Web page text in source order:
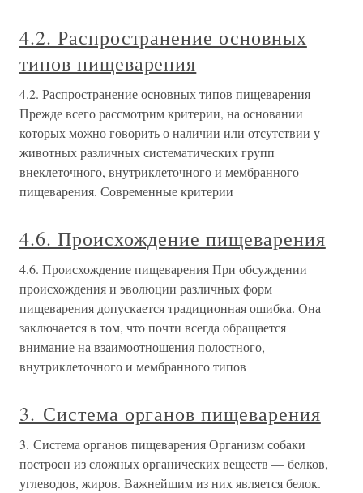
4.2. Распространение основных
типов пищеварения
4.2. Распространение основных типов пищеварения
Прежде всего рассмотрим критерии, на основании
которых можно говорить о наличии или отсутствии у
животных различных систематических групп
внеклеточного, внутриклеточного и мембранного
пищеварения. Современные критерии
4.6. Происхождение пищеварения
4.6. Происхождение пищеварения При обсуждении
происхождения и эволюции различных форм
пищеварения допускается традиционная ошибка. Она
заключается в том, что почти всегда обращается
внимание на взаимоотношения полостного,
внутриклеточного и мембранного типов
3. Система органов пищеварения
3. Система органов пищеварения Организм собаки
построен из сложных органических веществ — белков,
углеводов, жиров. Важнейшим из них является белок.